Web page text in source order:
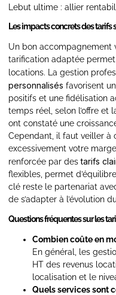
Lebut ultime : allier
Les impacts concrets des tarifs
Un bon accompagnement
tarification adaptée
locations. La gestion
personnalisés favorisent
positifs et une fidélisation
temps réel, selon l’offre et
ont constaté une
Cependant, il faut veiller à
excessivement votre
renforcée par destarifs
flexibles, permet
clé reste le partenariat
de s’adapter à l’évolution
Questions fréquentes sur les
Combien coûte en
En général, les
HT des revenus
localisation et le
Quels services sont